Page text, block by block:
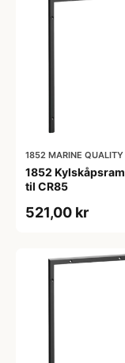
1852 MARINE QUALITY
1852
til CR85
521,00 kr